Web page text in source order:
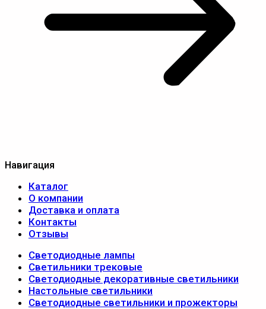
Навигация
Каталог
О компании
Доставка и оплата
Контакты
Отзывы
Светодиодные лампы
Светильники трековые
Светодиодные декоративные светильники
Настольные светильники
Светодиодные светильники и прожекторы